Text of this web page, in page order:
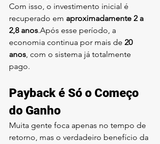
Com isso, o investimento inicial é
recuperado em aproximadamente 2 a
2,8 anos.Após esse período, a
economia continua por mais de 20
anos, com o sistema já totalmente
pago.
Payback é Só o Começo
do Ganho
Muita gente foca apenas no tempo de
retorno, mas o verdadeiro benefício da